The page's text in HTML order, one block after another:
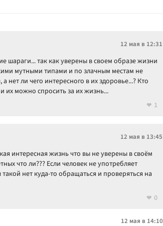
12 мая в 12:31
шараги... так как уверены в своем образе жизни
мутными типами и по злачным местам не
нет ли чего интересного в их здоровье...? Кто
их можно спросить за их жизнь...
1
12 мая в 13:45
интересная жизнь что вы не уверены в своём
что ли??? Если человек не употребляет
нет куда-то обращаться и проверяться на
0
12 мая в 14:10